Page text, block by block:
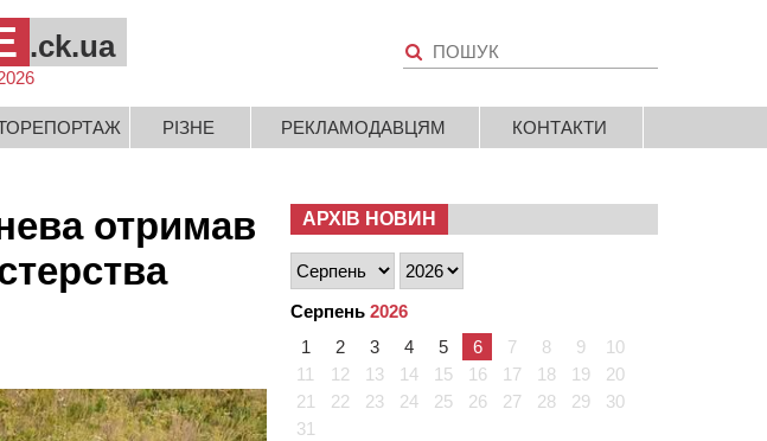
.ck.ua
РІЗНЕ РЕКЛАМОДАВЦЯМ КОНТАКТИ
отримав
АРХІВ НОВИН
Серпень 2026
1
2 3 4 5 6 7 8 9
10
11
12 13 14 15 16 17 18 19
20
21
22 23 24 25 26 27 28 29
30
31